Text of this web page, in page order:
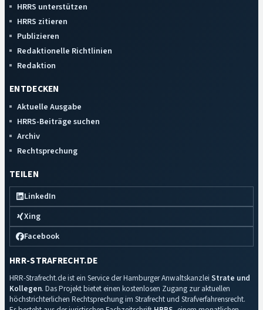
HRRS unterstützen
HRRS zitieren
Publizieren
Redaktionelle Richtlinien
Redaktion
ENTDECKEN
Aktuelle Ausgabe
HRRS-Beiträge suchen
Archiv
Rechtsprechung
TEILEN
LinkedIn
Xing
Facebook
HRR-STRAFRECHT.DE
HRR-Strafrecht.de ist ein Service der Hamburger Anwaltskanzlei Strate und
Kollegen. Das Projekt bietet einen kostenlosen Zugang zur aktuellen
höchstrichterlichen Rechtsprechung im Strafrecht und Strafverfahrensrecht.